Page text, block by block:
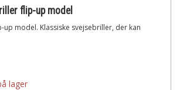
flip-up model
up model. Klassiske svejsebriller, der kan
lager